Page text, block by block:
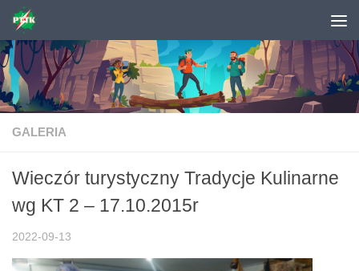
Skip to content
GALERIA
Wieczór turystyczny Tradycje Kulinarne
wg KT 2 – 17.10.2015r
2022-09-13